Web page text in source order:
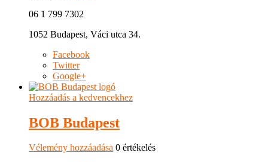
06 1 799 7302
1052 Budapest, Váci utca 34.
Facebook
Twitter
Google+
Hozzáadás a kedvencekhez
BOB Budapest
Vélemény hozzáadása 0 értékelés